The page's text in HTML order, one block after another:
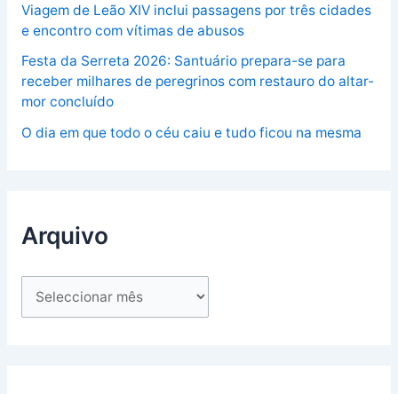
Viagem de Leão XIV inclui passagens por três cidades
e encontro com vítimas de abusos
Festa da Serreta 2026: Santuário prepara-se para
receber milhares de peregrinos com restauro do altar-
mor concluído
O dia em que todo o céu caiu e tudo ficou na mesma
Arquivo